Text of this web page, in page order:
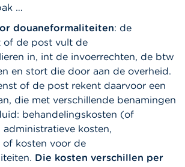
…
douaneformaliteiten: de
of de post vult de
in, int de invoerrechten, de btw
en stort die door aan de overheid.
of de post rekent daarvoor een
die met verschillende benamingen
behandelingskosten (of
administratieve kosten,
of kosten voor de
Die kosten verschillen per